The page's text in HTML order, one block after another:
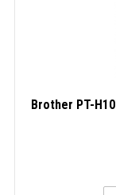
Brother PT-